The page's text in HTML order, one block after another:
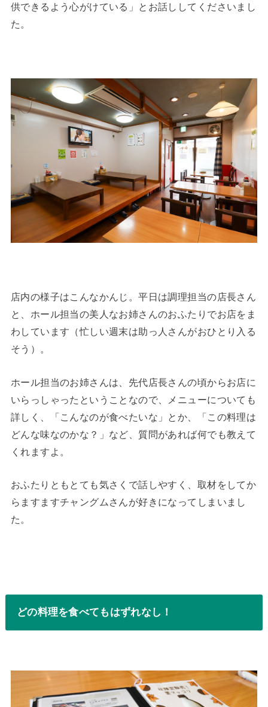
供できるよう心がけている」とお話ししてくださいまし
た。
店内の様子はこんなかんじ。平日は調理担当の店長さん
と、ホール担当の美人なお姉さんのおふたりでお店をま
わしています（忙しい週末は助っ人さんがおひとり入る
そう）。
ホール担当のお姉さんは、先代店長さんの頃からお店に
いらっしゃったということなので、メニューについても
詳しく、「こんなのが食べたいな」とか、「この料理は
どんな味なのかな？」など、質問があれば何でも教えて
くれますよ。
おふたりともとても気さくで話しやすく、取材をしてか
らますますチャングムさんが好きになってしまいまし
た。
どの料理を食べてもはずれなし！